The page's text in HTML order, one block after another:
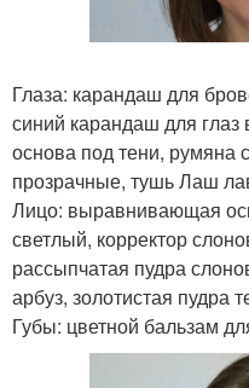
Глаза: карандаш для
синий карандаш для
основа под тени, румяна
прозрачные, тушь Лаш
Лицо: выравнивающая
светлый, корректор
рассыпчатая пудра
арбуз, золотистая пудра
Губы: цветной бальзам